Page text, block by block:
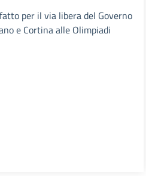
per il via libera del Governo
e Cortina alle Olimpiadi